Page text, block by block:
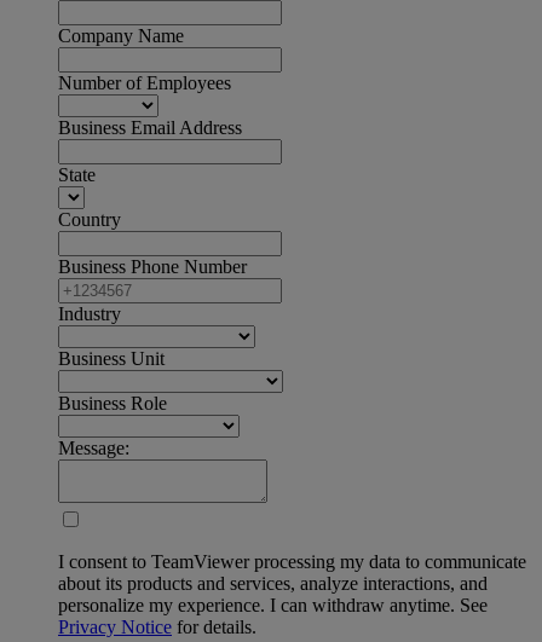
Company Name
Number of Employees
Business Email Address
State
Country
Business Phone Number
Industry
Business Unit
Business Role
Message:
I consent to TeamViewer processing my data to communicate
about its products and services, analyze interactions, and
personalize my experience. I can withdraw anytime. See
Privacy Notice for details.